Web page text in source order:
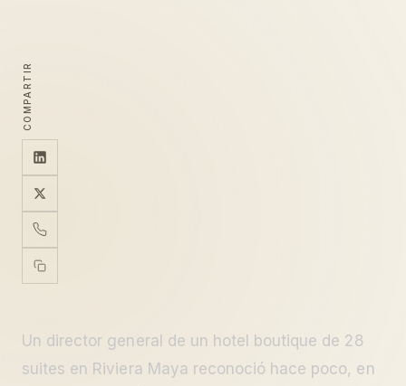
COMPARTIR
Un director general de un hotel boutique de 28
suites en Riviera Maya reconoció hace poco, en
Caso de uso: Riviera Maya